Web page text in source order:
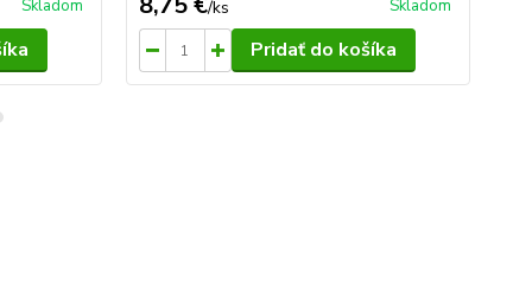
Skladom /ks Skladom
Pridať do košíka